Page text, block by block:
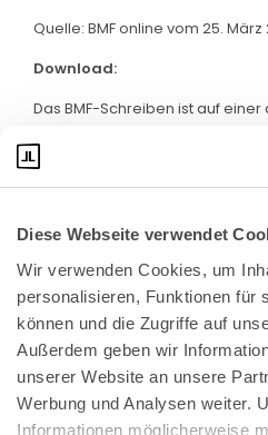
Diese Webseite verwendet
Wir verwenden Cookies, um
personalisieren, Funktionen für
können und die Zugriffe auf
Außerdem geben wir
unserer Website an unsere
Werbung und Analysen weiter.
Informationen möglicherweise
Quelle: BMF online vom 25. März
Download:
Das BMF-Schreiben ist auf
Bundeskanzlerplatz 2
53113 Bonn